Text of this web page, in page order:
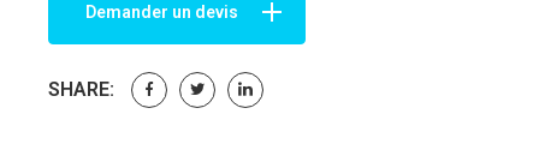
Demander un devis
SHARE: